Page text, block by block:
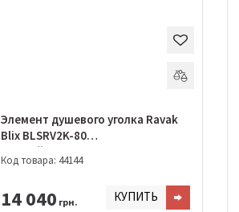
Элемент душевого уголка Ravak
Blix BLSRV2K-80
Черный+transparent
Код товара: 44144
14 040 грн. КУПИТЬ